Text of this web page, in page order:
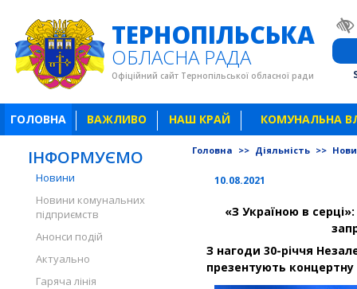
ТЕРНОПІЛЬСЬКА
ОБЛАСНА РАДА
Офіційний сайт Тернопільської обласної ради
ГОЛОВНА ВАЖЛИВО НАШ КРАЙ КОМУНАЛЬНА
ІНФОРМУЄМО
Новини
Новини комунальних
підприємств
Анонси подій
Актуально
Гаряча лінія
Головна >> Діяльність >>
10.08.2021
«З Україною в
З нагоди 30-річчя
презентують концертну